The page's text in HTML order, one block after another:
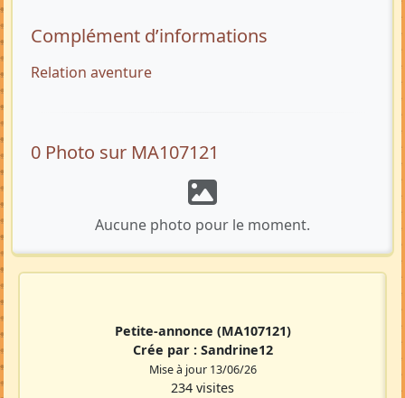
Complément d’informations
Relation aventure
0 Photo sur MA107121
Aucune photo pour le moment.
Petite-annonce (MA107121)
Crée par : Sandrine12
Mise à jour 13/06/26
234 visites